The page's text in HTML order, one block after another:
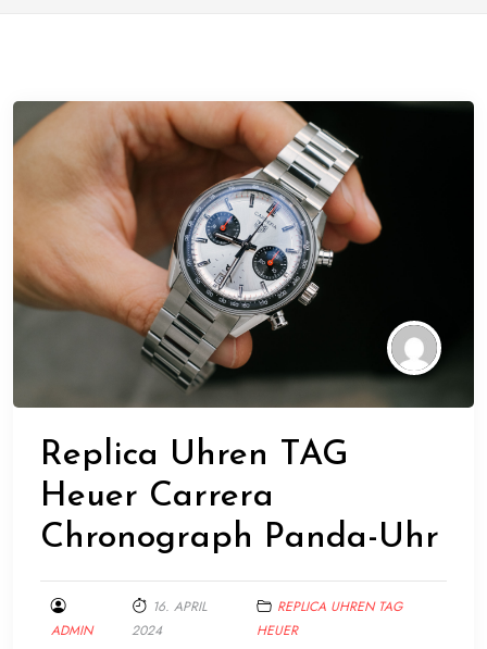
Replica Uhren TAG
Heuer Carrera
Chronograph Panda-Uhr
ADMIN
16. APRIL
2024
REPLICA UHREN TAG
HEUER